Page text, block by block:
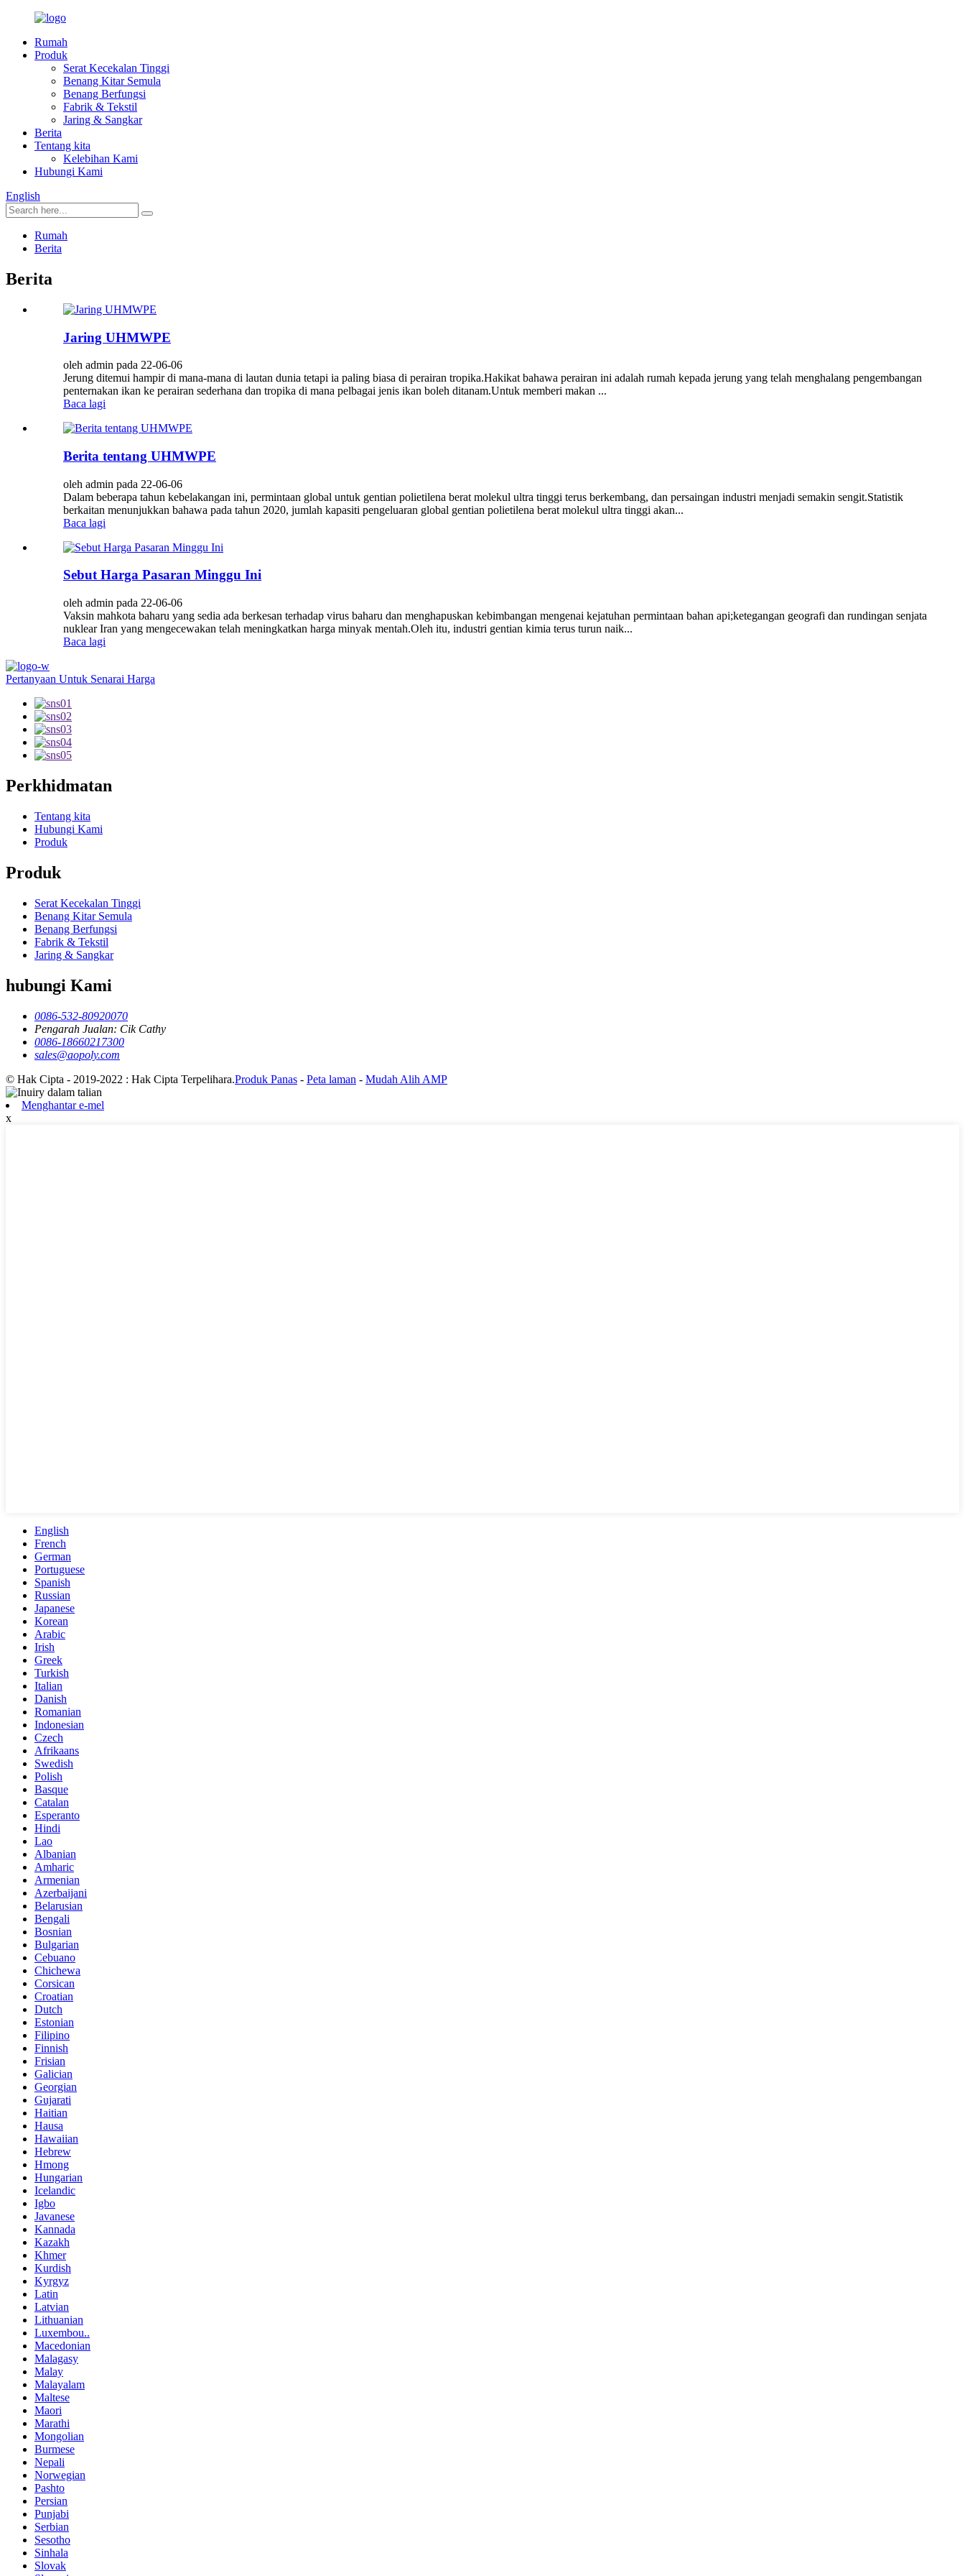
Rumah
Produk
Serat Kecekalan Tinggi
Benang Kitar Semula
Benang Berfungsi
Fabrik & Tekstil
Jaring & Sangkar
Berita
Tentang kita
Kelebihan Kami
Hubungi Kami
English
Rumah
Berita
Berita
Jaring UHMWPE
oleh admin pada 22-06-06
Jerung ditemui hampir di mana-mana di lautan dunia tetapi ia paling biasa di perairan tropika.Hakikat bahawa perairan ini adalah rumah kepada jerung yang telah menghalang pengembangan
penternakan ikan ke perairan sederhana dan tropika di mana pelbagai jenis ikan boleh ditanam.Untuk memberi makan ...
Baca lagi
Berita tentang UHMWPE
oleh admin pada 22-06-06
Dalam beberapa tahun kebelakangan ini, permintaan global untuk gentian polietilena berat molekul ultra tinggi terus berkembang, dan persaingan industri menjadi semakin sengit.Statistik
berkaitan menunjukkan bahawa pada tahun 2020, jumlah kapasiti pengeluaran global gentian polietilena berat molekul ultra tinggi akan...
Baca lagi
Sebut Harga Pasaran Minggu Ini
oleh admin pada 22-06-06
Vaksin mahkota baharu yang sedia ada berkesan terhadap virus baharu dan menghapuskan kebimbangan mengenai kejatuhan permintaan bahan api;ketegangan geografi dan rundingan senjata
nuklear Iran yang mengecewakan telah meningkatkan harga minyak mentah.Oleh itu, industri gentian kimia terus turun naik...
Baca lagi
Pertanyaan Untuk Senarai Harga
Perkhidmatan
Tentang kita
Hubungi Kami
Produk
Produk
Serat Kecekalan Tinggi
Benang Kitar Semula
Benang Berfungsi
Fabrik & Tekstil
Jaring & Sangkar
hubungi Kami
0086-532-80920070
Pengarah Jualan: Cik Cathy
0086-18660217300
sales@aopoly.com
© Hak Cipta - 2019-2022 : Hak Cipta Terpelihara.Produk Panas - Peta laman - Mudah Alih AMP
Menghantar e-mel
x
English
French
German
Portuguese
Spanish
Russian
Japanese
Korean
Arabic
Irish
Greek
Turkish
Italian
Danish
Romanian
Indonesian
Czech
Afrikaans
Swedish
Polish
Basque
Catalan
Esperanto
Hindi
Lao
Albanian
Amharic
Armenian
Azerbaijani
Belarusian
Bengali
Bosnian
Bulgarian
Cebuano
Chichewa
Corsican
Croatian
Dutch
Estonian
Filipino
Finnish
Frisian
Galician
Georgian
Gujarati
Haitian
Hausa
Hawaiian
Hebrew
Hmong
Hungarian
Icelandic
Igbo
Javanese
Kannada
Kazakh
Khmer
Kurdish
Kyrgyz
Latin
Latvian
Lithuanian
Luxembou..
Macedonian
Malagasy
Malay
Malayalam
Maltese
Maori
Marathi
Mongolian
Burmese
Nepali
Norwegian
Pashto
Persian
Punjabi
Serbian
Sesotho
Sinhala
Slovak